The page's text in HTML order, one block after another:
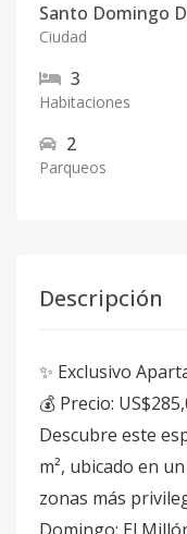
Santo Domingo
Ciudad
3
Habitaciones
2
Parqueos
Descripción
✨ Exclusivo
💰 Precio:
Descubre este
m², ubicado en
zonas más